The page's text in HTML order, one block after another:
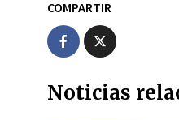
COMPARTIR
Noticias